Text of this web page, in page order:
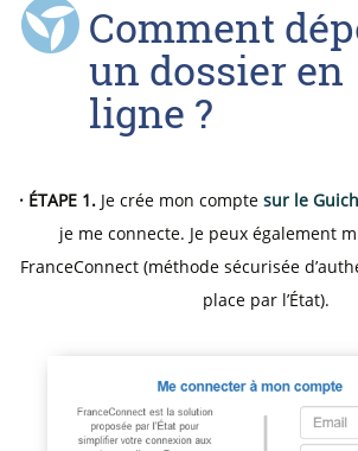
Comment
un dossier en
ligne ?
· ÉTAPE 1. Je crée mon compte sur le
je me connecte. Je peux également
FranceConnect (méthode sécurisée
place par l’État).